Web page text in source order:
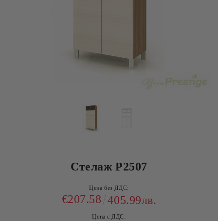
Стелаж Р2507
Цена без ДДС:
€207.58 405.99лв.
Цена с ДДС: